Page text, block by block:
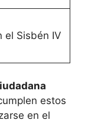
el Sisbén IV
estos
en el